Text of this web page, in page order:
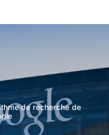
de recherche de